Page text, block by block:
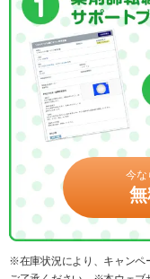
今な
※在庫状況により、キャンペ